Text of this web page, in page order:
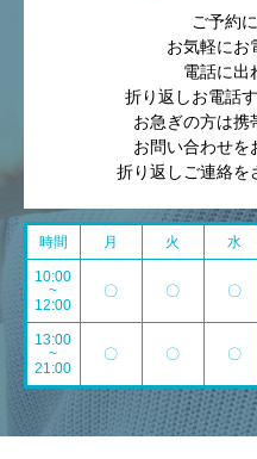
ご予約
お気軽にお
電話に出
折り返しお電話
お急ぎの方は携
お問い合わせを
折り返しご連絡を
時間 月 火 水
10:00
~
12:00
〇 〇 〇
13:00
~
21:00
〇 〇 〇